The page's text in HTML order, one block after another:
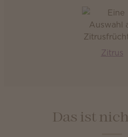
Zitrus
Das ist